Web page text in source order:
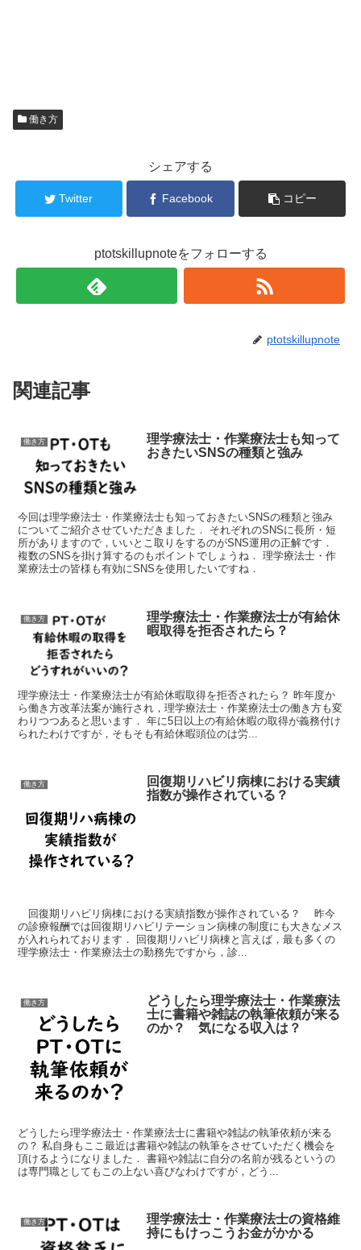
働き方
シェアする
Twitter Facebook コピー
ptotskillupnoteをフォローする
ptotskillupnote
関連記事
働き方
理学療法士・作業療法士も知って
おきたいSNSの種類と強み
今回は理学療法士・作業療法士も知っておきたいSNSの種類と強み
についてご紹介させていただきました． それぞれのSNSに長所・短
所がありますので，いいとこ取りをするのがSNS運用の正解です．
複数のSNSを掛け算するのもポイントでしょうね． 理学療法士・作
業療法士の皆様も有効にSNSを使用したいですね．
働き方
理学療法士・作業療法士が有給休
暇取得を拒否されたら？
理学療法士・作業療法士が有給休暇取得を拒否されたら？ 昨年度か
ら働き方改革法案が施行され，理学療法士・作業療法士の働き方も変
わりつつあると思います． 年に5日以上の有給休暇の取得が義務付け
られたわけですが，そもそも有給休暇頭位のは労...
働き方
回復期リハビリ病棟における実績
指数が操作されている？
回復期リハビリ病棟における実績指数が操作されている？ 昨今
の診療報酬では回復期リハビリテーション病棟の制度にも大きなメス
が入れられております． 回復期リハビリ病棟と言えば，最も多くの
理学療法士・作業療法士の勤務先ですから，診...
働き方
どうしたら理学療法士・作業療法
士に書籍や雑誌の執筆依頼が来る
のか？ 気になる収入は？
どうしたら理学療法士・作業療法士に書籍や雑誌の執筆依頼が来る
の？ 私自身もここ最近は書籍や雑誌の執筆をさせていただく機会を
頂けるようになりました． 書籍や雑誌に自分の名前が残るというの
は専門職としてもこの上ない喜びなわけですが，どう...
働き方
理学療法士・作業療法士の資格維
持にもけっこうお金がかかる